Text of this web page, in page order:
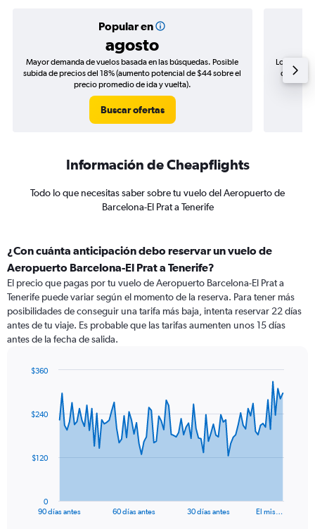
Popular en
agosto
Mayor demanda de vuelos basada en las búsquedas. Posible
subida de precios del 18% (aumento potencial de $44 sobre el
precio promedio de ida y vuelta).
Buscar ofertas
Los
de
Información de Cheapflights
Todo lo que necesitas saber sobre tu vuelo del Aeropuerto de
Barcelona-El Prat a Tenerife
¿Con cuánta anticipación debo reservar un vuelo de
Aeropuerto Barcelona-El Prat a Tenerife?
El precio que pagas por tu vuelo de Aeropuerto Barcelona-El Prat a
Tenerife puede variar según el momento de la reserva. Para tener más
posibilidades de conseguir una tarifa más baja, intenta reservar 22 días
antes de tu viaje. Es probable que las tarifas aumenten unos 15 días
antes de la fecha de salida.
data
The
90 días antes 60 días antes 30 días antes El mis…
0
$120
$240
$360